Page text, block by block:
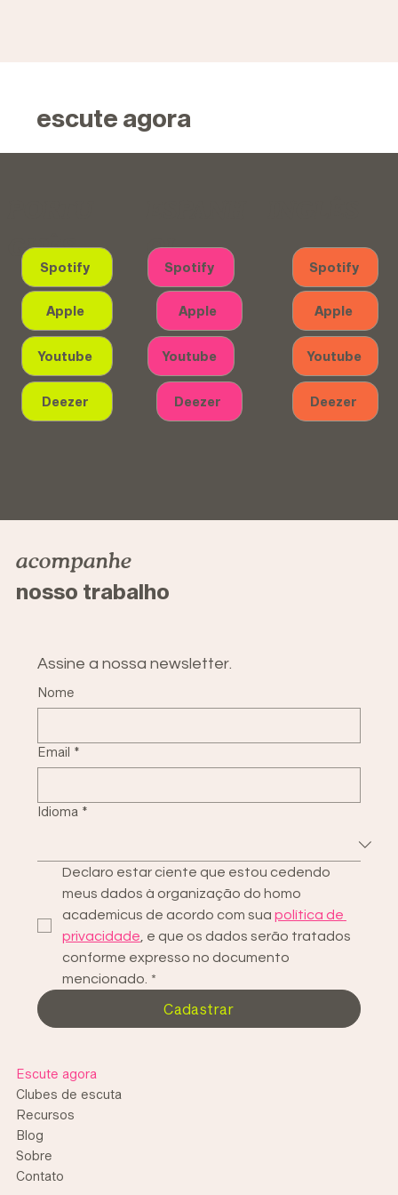
escute agora
GUÊS
Spotify
Apple
Youtube
Deezer
OL
Spotify
Apple
Youtube
Deezer
Spotify
Apple
Youtube
Deezer
acompanhe
nosso trabalho
Assine a nossa newsletter.
Nome
Email *
Idioma *
Declaro estar ciente que estou cedendo
meus dados à organização do homo
academicus de acordo com sua política de
privacidade , e que os dados serão tratados
conforme expresso no documento
mencionado. *
Cadastrar
Escute agora
Clubes de escuta
Recursos
Blog
Sobre
Contato